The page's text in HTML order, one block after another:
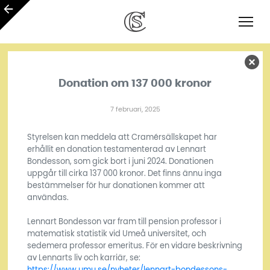
Donation om 137 000 kronor
7 februari, 2025
Styrelsen kan meddela att Cramérsällskapet har
erhållit en donation testamenterad av Lennart
Bondesson, som gick bort i juni 2024. Donationen
uppgår till cirka 137 000 kronor. Det finns ännu inga
bestämmelser för hur donationen kommer att
användas.
Lennart Bondesson var fram till pension professor i
matematisk statistik vid Umeå universitet, och
sedemera professor emeritus. För en vidare beskrivning
av Lennarts liv och karriär, se: